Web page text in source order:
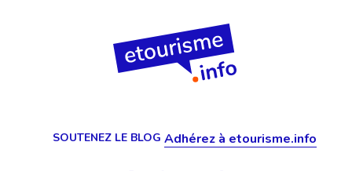
SOUTENEZ LE BLOG Adhérez à etourisme.info